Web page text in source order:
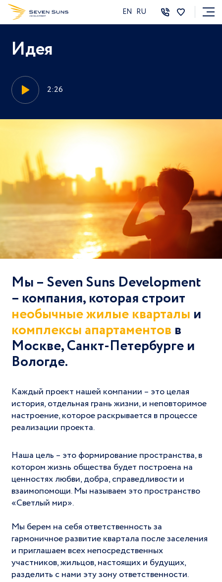
EN RU
Идея
2:26
Мы – Seven Suns Development
– компания, которая строит
необычные жилые кварталы и
комплексы апартаментов в
Москве, Санкт-Петербурге и
Вологде.
Каждый проект нашей компании – это целая
история, отдельная грань жизни, и неповторимое
настроение, которое раскрывается в процессе
реализации проекта.
Наша цель – это формирование пространства, в
котором жизнь общества будет построена на
ценностях любви, добра, справедливости и
взаимопомощи. Мы называем это пространство
«Светлый мир».
Мы берем на себя ответственность за
гармоничное развитие квартала после заселения
и приглашаем всех непосредственных
участников, жильцов, настоящих и будущих,
разделить с нами эту зону ответственности.